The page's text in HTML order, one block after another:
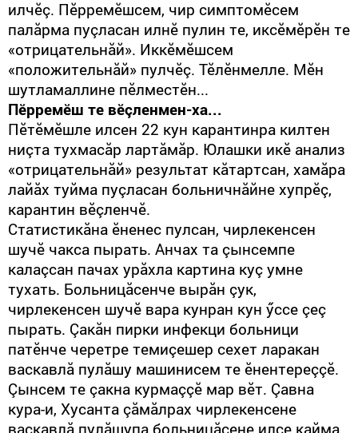
илчӗç. Пӗрремӗшсем, чир симптомӗсем
палăрма пуçласан илнӗ пулин те, иксӗмӗрӗн те
«отрицательнăй». Иккӗмӗшсем
«положительнăй» пулчӗç. Тӗлӗнмелле. Мӗн
шутламаллине пӗлместӗн...
Пӗрремӗш те вӗçленмен-ха...
Пӗтӗмӗшле илсен 22 кун карантинра килтен
ниçта тухмасăр лартăмăр. Юлашки икӗ анализ
«отрицательнăй» результат кăтартсан, хамăра
лайăх туйма пуçласан больничнăйне хупрӗç,
карантин вӗçленчӗ.
Статистикăна ӗненес пулсан, чирлекенсен
шучӗ чакса пырать. Анчах та çынсемпе
калаçсан пачах урăхла картина куç умне
тухать. Больницăсенче вырăн çук,
чирлекенсен шучӗ вара кунран кун ӳссе çеç
пырать. Çакăн пирки инфекци больници
патӗнче черетре темиçешер сехет ларакан
васкавлă пулăшу машинисем те ӗнентереççӗ.
Çынсем те çакна курмаççӗ мар вӗт. Çавна
кура-и, Хусанта çăмăлрах чирлекенсене
васкавлă пулăшупа больницăсене илсе кайма